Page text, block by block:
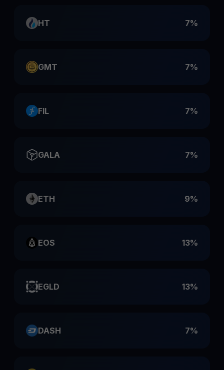
HT 7%
GMT 7%
FIL 7%
GALA 7%
ETH 9%
EOS 13%
EGLD 13%
DASH 7%